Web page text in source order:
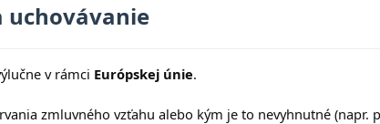
uchovávanie
v rámci Európskej únie.
zmluvného vzťahu alebo kým je to nevyhnutné (napr.